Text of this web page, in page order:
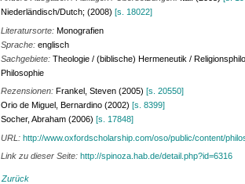
Niederländisch/Dutch; (2008)[s. 18022]
Literatursorte:Monografien
Sprache:englisch
Sachgebiete:Theologie / (biblische) Hermeneutik /
Philosophie
Rezensionen:Frankel, Steven (2005)[s. 20550]
Orio de Miguel, Bernardino (2002)[s. 8399]
Socher, Abraham (2006)[s. 17848]
URL:http://www.oxfordscholarship.com/oso/public/content/
Link zu dieser Seite:http://spinoza.hab.de/detail.php?id=6316
Zurück